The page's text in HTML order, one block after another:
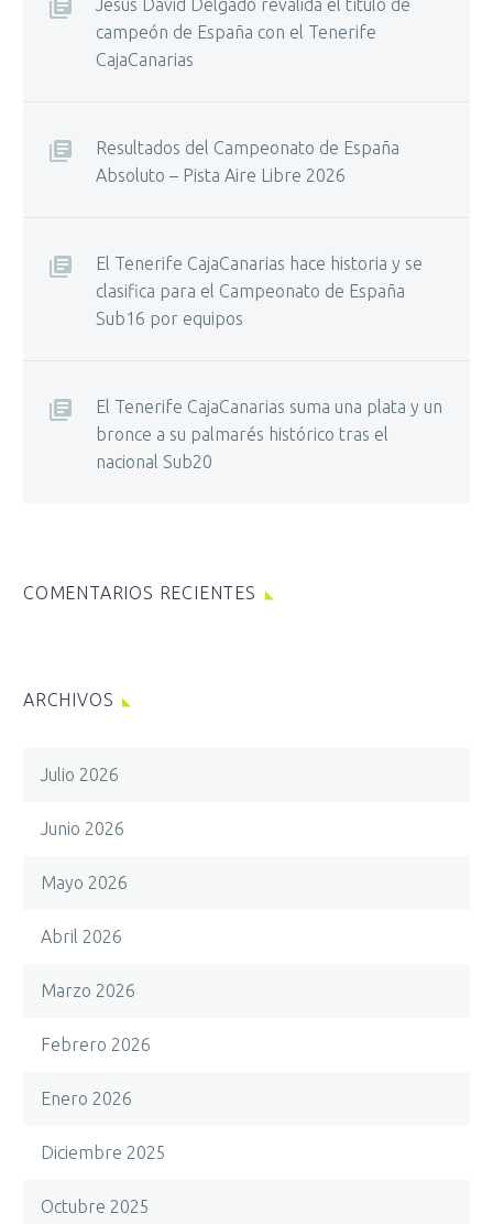
Jesús David Delgado revalida el título de
campeón de España con el Tenerife
CajaCanarias
Resultados del Campeonato de España
Absoluto – Pista Aire Libre 2026
El Tenerife CajaCanarias hace historia y se
clasifica para el Campeonato de España
Sub16 por equipos
El Tenerife CajaCanarias suma una plata y un
bronce a su palmarés histórico tras el
nacional Sub20
COMENTARIOS RECIENTES
ARCHIVOS
Julio 2026
Junio 2026
Mayo 2026
Abril 2026
Marzo 2026
Febrero 2026
Enero 2026
Diciembre 2025
Octubre 2025